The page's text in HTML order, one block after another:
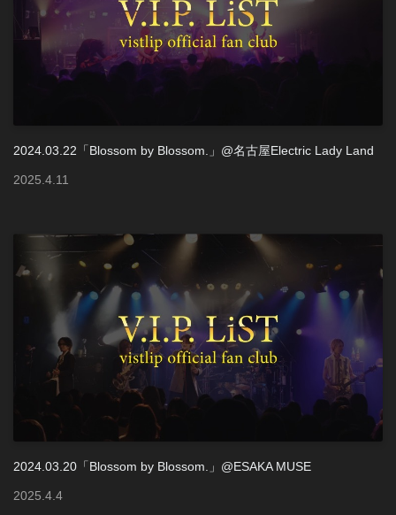
2024.03.22「Blossom by Blossom.」@名古屋Electric Lady Land
2025 4 11
2024.03.20「Blossom by Blossom.」@ESAKA MUSE
2025.4.4